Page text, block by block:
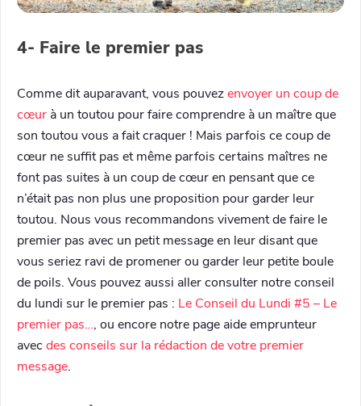
4- Faire le premier pas
Comme dit auparavant, vous pouvezenvoyer un coup de
cœur à un toutou pour faire comprendre à un maître que
son toutou vous a fait craquer ! Mais parfois ce coup de
cœur ne suffit pas et même parfois certains maîtres ne
font pas suites à un coup de cœur en pensant que ce
n’était pas non plus une proposition pour garder leur
toutou. Nous vous recommandons vivement de faire le
premier pas avec un petit message en leur disant que
vous seriez ravi de promener ou garder leur petite boule
de poils. Vous pouvez aussi aller consulter notre conseil
du lundi sur le premier pas : Le Conseil du Lundi #5 – Le
premier pas…, ou encore notre page aide emprunteur
avecdes conseils sur la rédaction de votre premier
message.